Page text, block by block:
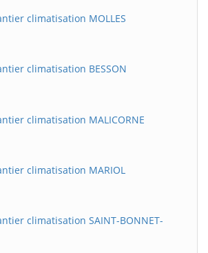
climatisation MOLLES
climatisation BESSON
climatisation MALICORNE
climatisation MARIOL
climatisation SAINT-BONNET-